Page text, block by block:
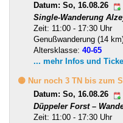
Datum: So, 16.08.26
Single-Wanderung
Zeit: 11:00 - 17:30 Uhr
Genußwanderung (14
Altersklasse: 40-65
... mehr Infos und
🟡 Nur noch 3 TN bis zum
Datum: So, 16.08.26
Düppeler Forst –
Zeit: 11:00 - 17:30 Uhr